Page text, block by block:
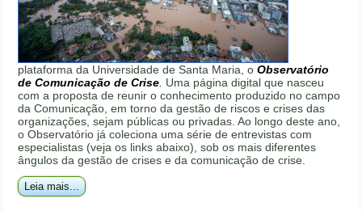
plataforma da Universidade de Santa Maria, oObservatório
de Comunicação de Crise Uma página digital que nasceu
com a proposta de reunir o conhecimento produzido no campo
da Comunicação, em torno da gestão de riscos e crises das
organizações, sejam públicas ou privadas. Ao longo deste ano,
o Observatório já coleciona uma série de entrevistas com
especialistas (veja os links abaixo), sob os mais diferentes
ângulos da gestão de crises e da comunicação de crise.
Leia mais...